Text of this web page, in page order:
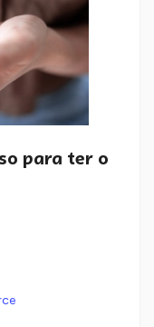
para ter o